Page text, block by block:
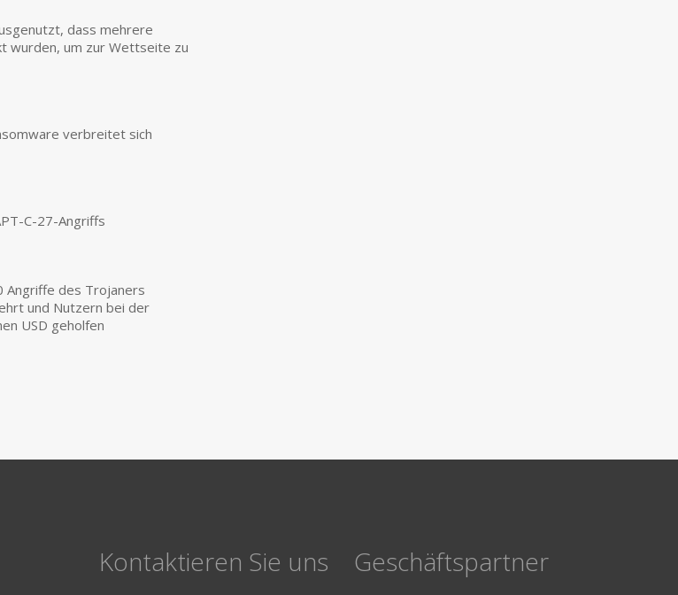
dass mehrere
wurden, um zur Wettseite zu
verbreitet sich
C-27-Angriffs
Angriffe des Trojaners
und Nutzern bei der
USD geholfen
Kontaktieren Sie uns Geschäftspartner